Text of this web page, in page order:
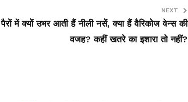
NEXT
पैरों में क्‍यों उभर आती हैं नीली नसें, क्‍या हैं वैरिकोज वेन्स की
वजह? कहीं खतरे का इशारा तो नहीं?